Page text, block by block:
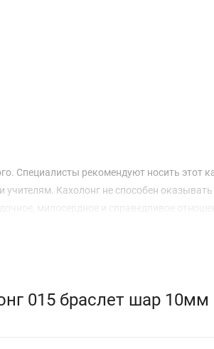
Специалисты рекомендуют носить
Кахолонг не способен
милосердное и справедливое
015 браслет шар